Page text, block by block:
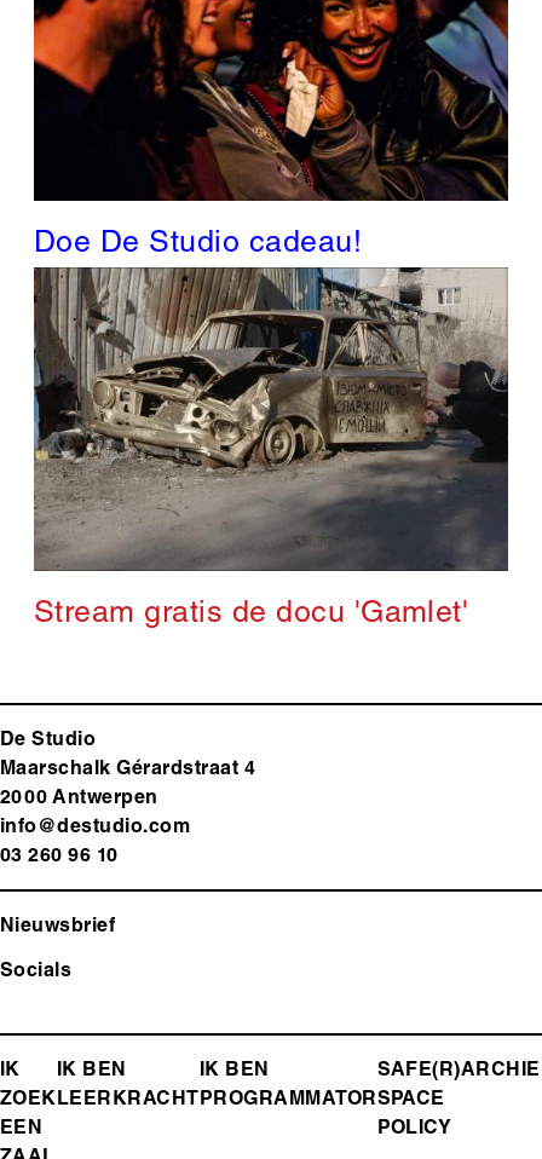
Doe De Studio cadeau!
Stream gratis de docu 'Gamlet'
De Studio
Maarschalk Gérardstraat 4
2000 Antwerpen
info@destudio.com
03 260 96 10
Nieuwsbrief
Socials
FOOTER-
MENU
IK
ZOEK
EEN
IK BEN
LEERKRACHT
IK BEN
PROGRAMMATOR
SAFE(R)
SPACE
POLICY